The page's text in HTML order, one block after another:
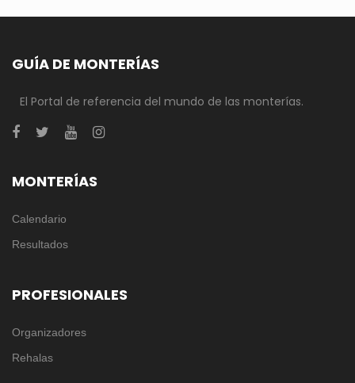
GUÍA DE MONTERÍAS
El Portal de referencia del mundo de las monterías.
MONTERÍAS
Calendario
Resultados
PROFESIONALES
Organizadores
Rehalas